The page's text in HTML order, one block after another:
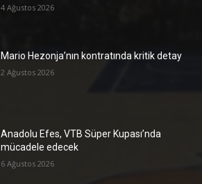
4 Ağustos 2026
Mario Hezonja’nın kontratında kritik detay
2 Ağustos 2026
Anadolu Efes, VTB Süper Kupası’nda
mücadele edecek
6 Ağustos 2026